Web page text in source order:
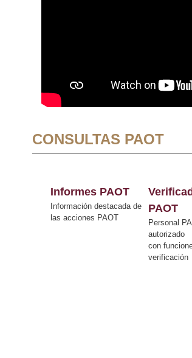
CONSULTAS PAOT
Informes PAOT
Información destacada de
las acciones PAOT
PAOT
Personal
autorizado
con
verificación